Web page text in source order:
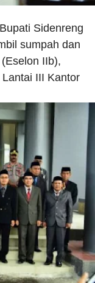
Sidenreng
sumpah dan
IIb),
III Kantor